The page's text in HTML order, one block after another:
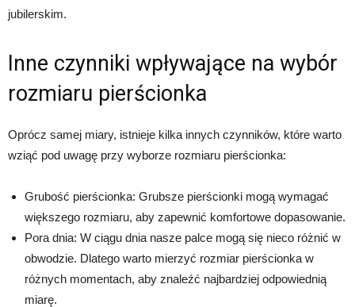
jubilerskim.
Inne czynniki wpływające na wybór
rozmiaru pierścionka
Oprócz samej miary, istnieje kilka innych czynników, które warto
wziąć pod uwagę przy wyborze rozmiaru pierścionka:
Grubość pierścionka: Grubsze pierścionki mogą wymagać
większego rozmiaru, aby zapewnić komfortowe dopasowanie.
Pora dnia: W ciągu dnia nasze palce mogą się nieco różnić w
obwodzie. Dlatego warto mierzyć rozmiar pierścionka w
różnych momentach, aby znaleźć najbardziej odpowiednią
miarę.